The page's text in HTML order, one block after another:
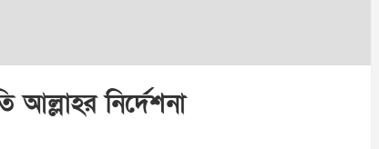
আল্লাহর নির্দেশনা